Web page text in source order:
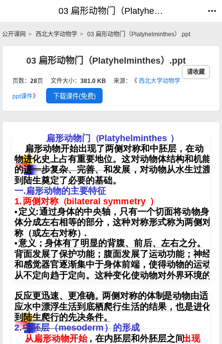
03 扁形动物门（Platyhelminthes）.ppt_动物学_公开课网
03 扁形动物门（Platyhelminthes）.ppt_动物学_公开课网
公开课网 西北大学动物学 03 扁形动物门（Platyhelminthes）.ppt
03 扁形动物门（Platyhelminthes）.ppt
请收藏
页数：28页 文件大小：381.0 KB 来源：《 西北大学动物学
ppt课件》 下载课件(免费)